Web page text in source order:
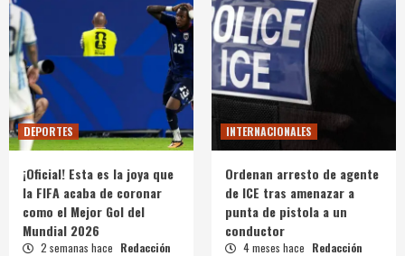
DEPORTES
¡Oficial! Esta es la joya que
la FIFA acaba de coronar
como el Mejor Gol del
Mundial 2026
2 semanas hace Redacción
INTERNACIONALES
Ordenan arresto de agente
de ICE tras amenazar a
punta de pistola a un
conductor
4 meses hace Redacción